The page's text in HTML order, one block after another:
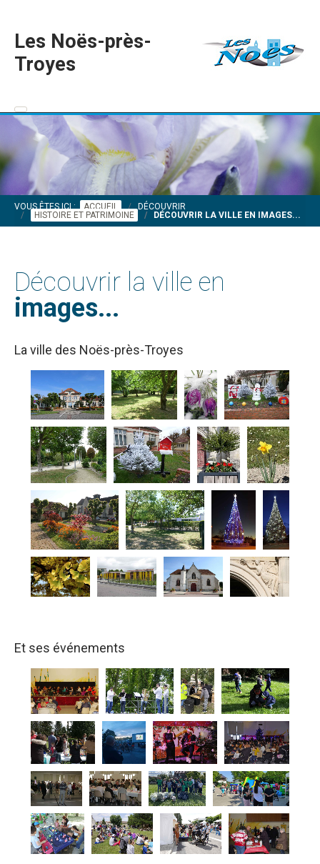
Les Noës-près-
Troyes
VOUS ÊTES ICI : ACCUEIL
DÉCOUVRIR
HISTOIRE ET PATRIMOINE
DÉCOUVRIR LA VILLE EN IMAGES...
Découvrir la ville en
images...
La ville des Noës-près-Troyes
Et ses événements